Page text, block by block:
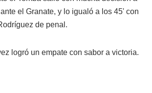
el Granate, y lo igualó a los 45' con
de penal.
logró un empate con sabor a victoria.